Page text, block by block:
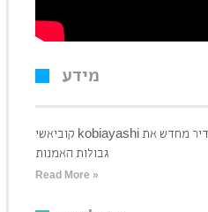
מידע
קוביאשי kobiayashi החזון הגרפי שמגדיר מחדש את
גבולות האמנות
Read More »